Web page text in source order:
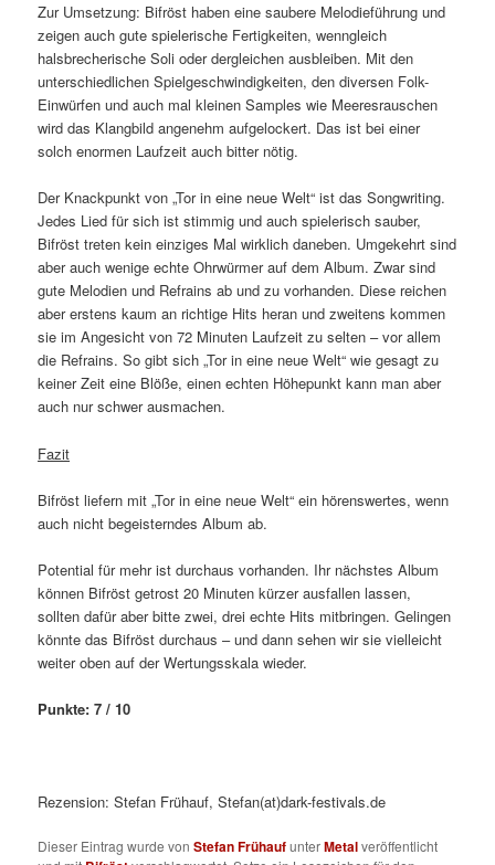
Zur Umsetzung: Bifröst haben eine saubere Melodieführung und
zeigen auch gute spielerische Fertigkeiten, wenngleich
halsbrecherische Soli oder dergleichen ausbleiben. Mit den
unterschiedlichen Spielgeschwindigkeiten, den diversen Folk-
Einwürfen und auch mal kleinen Samples wie Meeresrauschen
wird das Klangbild angenehm aufgelockert. Das ist bei einer
solch enormen Laufzeit auch bitter nötig.
Der Knackpunkt von „Tor in eine neue Welt“ ist das Songwriting.
Jedes Lied für sich ist stimmig und auch spielerisch sauber,
Bifröst treten kein einziges Mal wirklich daneben. Umgekehrt sind
aber auch wenige echte Ohrwürmer auf dem Album. Zwar sind
gute Melodien und Refrains ab und zu vorhanden. Diese reichen
aber erstens kaum an richtige Hits heran und zweitens kommen
sie im Angesicht von 72 Minuten Laufzeit zu selten – vor allem
die Refrains. So gibt sich „Tor in eine neue Welt“ wie gesagt zu
keiner Zeit eine Blöße, einen echten Höhepunkt kann man aber
auch nur schwer ausmachen.
Fazit
Bifröst liefern mit „Tor in eine neue Welt“ ein hörenswertes, wenn
auch nicht begeisterndes Album ab.
Potential für mehr ist durchaus vorhanden. Ihr nächstes Album
können Bifröst getrost 20 Minuten kürzer ausfallen lassen,
sollten dafür aber bitte zwei, drei echte Hits mitbringen. Gelingen
könnte das Bifröst durchaus – und dann sehen wir sie vielleicht
weiter oben auf der Wertungsskala wieder.
Punkte: 7 / 10
Rezension: Stefan Frühauf, Stefan(at)dark-festivals.de
Dieser Eintrag wurde vonStefan FrühaufunterMetalveröffentlicht